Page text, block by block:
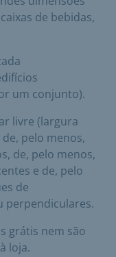
de bebidas,
um conjunto).
livre (largura
pelo menos,
de, pelo menos,
e de, pelo
de
perpendiculares.
grátis nem são
loja.